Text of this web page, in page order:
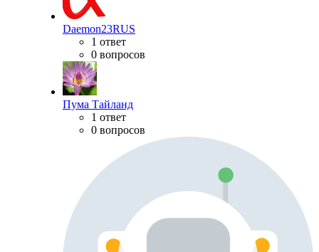
Daemon23RUS
1 ответ
0 вопросов
Пума Тайланд
1 ответ
0 вопросов